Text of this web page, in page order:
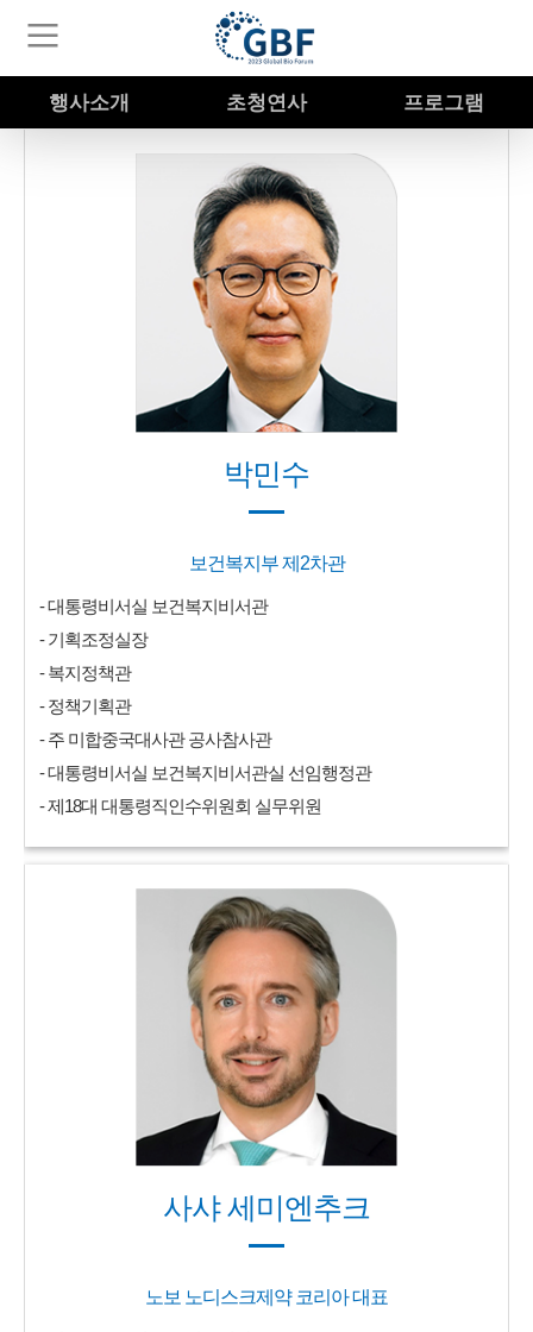
행사소개 초청연사 프로그램
박민수
보건복지부 제2차관
- 대통령비서실 보건복지비서관
- 기획조정실장
- 복지정책관
- 정책기획관
- 주 미합중국대사관 공사참사관
- 대통령비서실 보건복지비서관실 선임행정관
- 제18대 대통령직인수위원회 실무위원
사샤 세미엔추크
노보 노디스크제약 코리아 대표